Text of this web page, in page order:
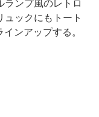
ランプ風のレトロ
ックにもトート
ンアップする。